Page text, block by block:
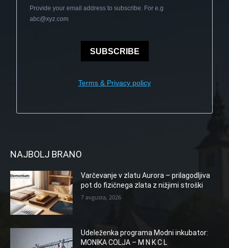
Provide your email address to subscribe. For e.g
abc@xyz.com
SUBSCRIBE
Terms & Privacy policy
NAJBOLJ BRANO
Varčevanje v zlatu Aurora – prilagodljiva
pot do fizičnega zlata z nižjimi stroški
7 avgusta, 2026
Udeleženka programa Modni inkubator:
MONIKA COLJA – M N K C L